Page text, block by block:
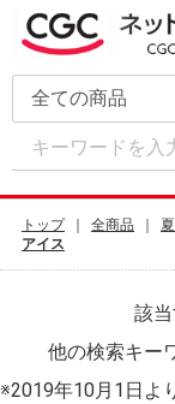
トップ 全商品
アイス
該
他の検索キー
※2019年10月1日よ